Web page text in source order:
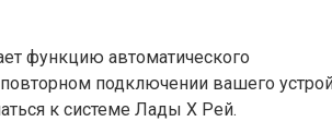
функцию автоматического
повторном подключении вашего
к системе Лады Х Рей.